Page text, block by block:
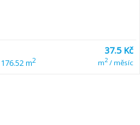
176.52 m2
37.5 Kč
m2/ měsíc